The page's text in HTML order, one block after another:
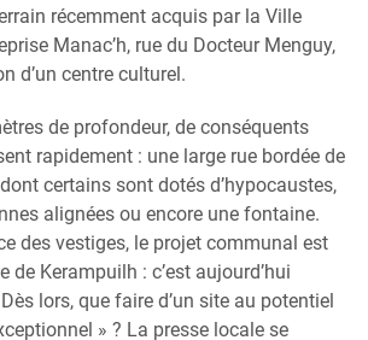
récemment acquis par la Ville
Manac’h, rue du Docteur Menguy,
d’un centre culturel.
de profondeur, de conséquents
rapidement : une large rue bordée de
certains sont dotés d’hypocaustes,
alignées ou encore une fontaine.
des vestiges, le projet communal est
de Kerampuilh : c’est aujourd’hui
lors, que faire d’un site au potentiel
» ? La presse locale se